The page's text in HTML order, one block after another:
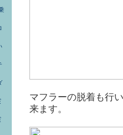
マフラーの脱着も行
来ます。